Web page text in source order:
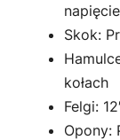
Skok:
kołach
Felgi:
Opony: